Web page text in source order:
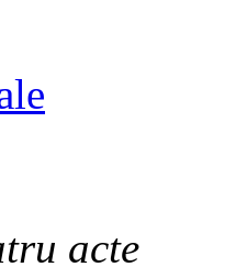
acte